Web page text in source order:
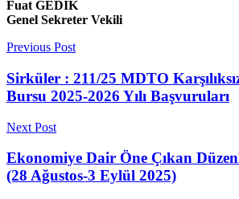
Fuat GEDİK
Genel Sekreter Vekili
Previous Post
Sirküler : 211/25 MDTO
Bursu 2025-2026 Yılı Başvuruları
Next Post
Ekonomiye Dair Öne Çıkan
(28 Ağustos-3 Eylül 2025)